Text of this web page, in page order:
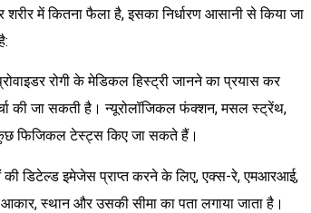
में कितना फैला है, इसका निर्धारण आसानी से किया जा
रोगी के मेडिकल हिस्ट्री जानने का प्रयास कर
की जा सकती है। न्यूरोलॉजिकल फंक्शन, मसल स्ट्रेंथ,
कुछ फिजिकल टेस्ट्स किए जा सकते हैं।
डिटेल्ड इमेजेस प्राप्त करने के लिए, एक्स-रे, एमआरआई,
स्थान और उसकी सीमा का पता लगाया जाता है।